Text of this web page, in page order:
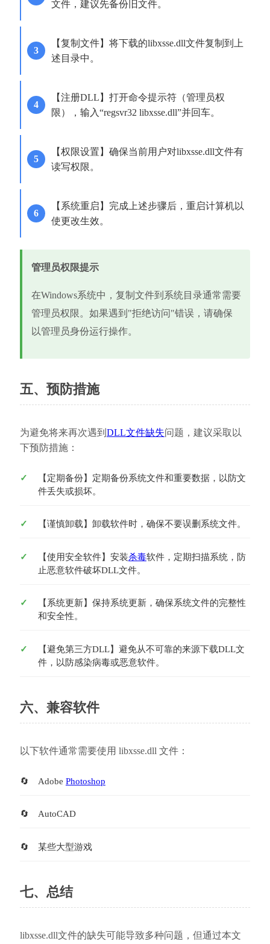
文件，建议先备份旧文件。
【复制文件】将下载的libxsse.dll文件复制到上
述目录中。
【注册DLL】打开命令提示符（管理员权
限），输入“regsvr32 libxsse.dll”并回车。
【权限设置】确保当前用户对libxsse.dll文件有
读写权限。
【系统重启】完成上述步骤后，重启计算机以
使更改生效。
管理员权限提示
在Windows系统中，复制文件到系统目录通常需要
管理员权限。如果遇到"拒绝访问"错误，请确保
以管理员身份运行操作。
五、预防措施
为避免将来再次遇到 DLL文件缺失问题，建议采取以
下预防措施：
【定期备份】定期备份系统文件和重要数据，以防文
件丢失或损坏。
【谨慎卸载】卸载软件时，确保不要误删系统文件。
【使用安全软件】安装杀毒软件，定期扫描系统，防
止恶意软件破坏DLL文件。
【系统更新】保持系统更新，确保系统文件的完整性
和安全性。
【避免第三方DLL】避免从不可靠的来源下载DLL文
件，以防感染病毒或恶意软件。
六、兼容软件
以下软件通常需要使用 libxsse.dll 文件：
Adobe Photoshop
AutoCAD
某些大型游戏
七、总结
libxsse.dll文件的缺失可能导致多种问题，但通过本文